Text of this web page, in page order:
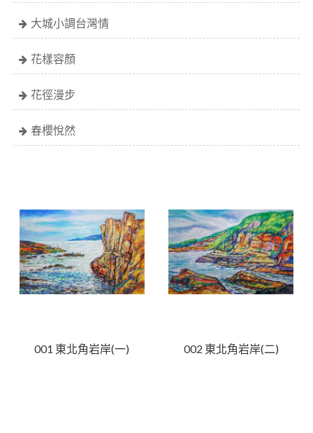
大城小調台灣情
花樣容顏
花徑漫步
春櫻悅然
001 東北角岩岸(一) 002 東北角岩岸(二)